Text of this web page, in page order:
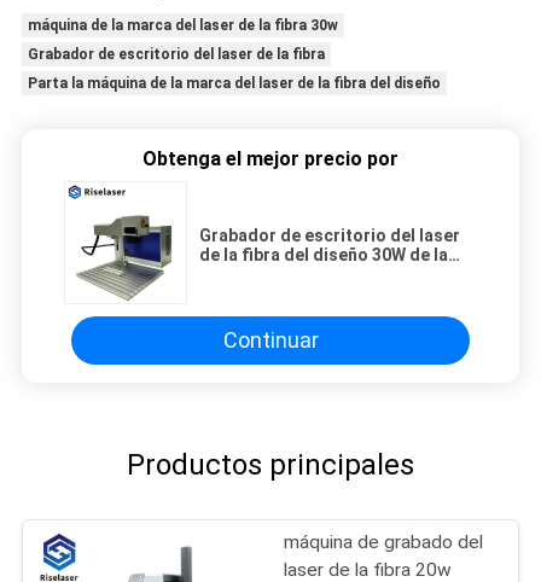
máquina de la marca del laser de la fibra 30w
Grabador de escritorio del laser de la fibra
Parta la máquina de la marca del laser de la fibra del diseño
Obtenga el mejor precio por
Grabador de escritorio del laser
de la fibra del diseño 30W de la
Continuar
Productos principales
máquina de grabado del
laser de la fibra 20w